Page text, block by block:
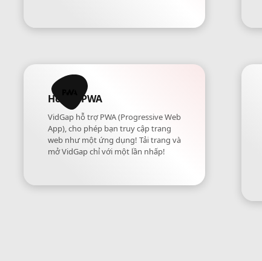
Hỗ trợ PWA
VidGap hỗ trợ PWA (Progressive Web
App), cho phép bạn truy cập trang
web như một ứng dụng! Tải trang và
mở VidGap chỉ với một lần nhấp!